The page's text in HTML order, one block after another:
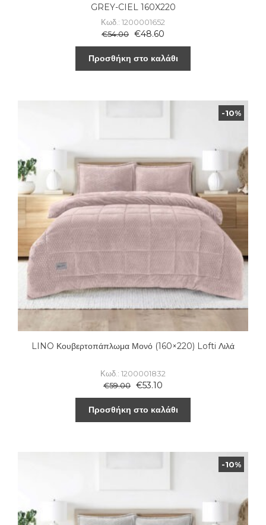
GREY-CIEL 160X220
Κωδ.: 1200001652
€54.00 €48.60
Προσθήκη στο καλάθι
-10%
LINO Κουβερτοπάπλωμα Μονό (160×220) Lofti Λιλά
Κωδ.: 1200001832
€59.00 €53.10
Προσθήκη στο καλάθι
-10%